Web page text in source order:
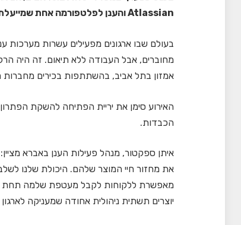
Atlassian והענן לפלטפורמה אחת שמייעלת תהליכי פיתוח בעזרת AI ומציגה שקיפות פיננסית בזמן אמת
בעולם שבו ארגונים מפעילים עשרות מערכות
אמזון בתל אביב, בהשתתפות בכירים מחברות
הכבדות.
איתן ספקטור, מנהל פעילות הענן באברא
את מחזור חיי המוצר שלהם. היכולת שלנו
מאפשרת ללקוחות לקבל מעטפת שלמה תחת
יוצרים תשתית ניהולית אחודה שמעניקה